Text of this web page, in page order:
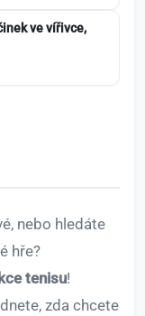
ve vířivce,
nebo hledáte
hře?
tenisu!
zda chcete